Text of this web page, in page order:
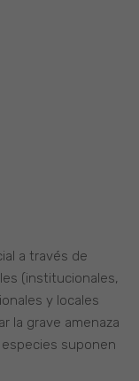
a través de
(institucionales,
y locales
la grave amenaza
suponen